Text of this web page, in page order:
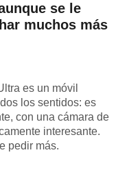
se le
muchos más
es un móvil
los sentidos: es
con una cámara de
interesante.
pedir más.